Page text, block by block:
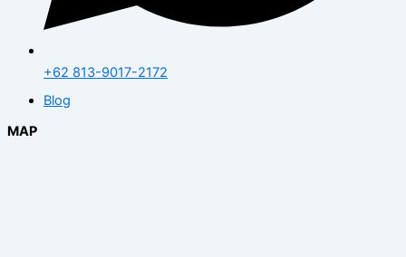
+62 813-9017-2172
Blog
MAP